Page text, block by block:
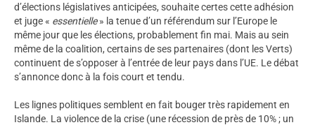
d’élections législatives anticipées, souhaite certes cette adhésion
et juge « essentielle» la tenue d’un référendum sur l’Europe le
même jour que les élections, probablement fin mai. Mais au sein
même de la coalition, certains de ses partenaires (dont les Verts)
continuent de s’opposer à l’entrée de leur pays dans l’UE. Le débat
s’annonce donc à la fois court et tendu.
Les lignes politiques semblent en fait bouger très rapidement en
Islande. La violence de la crise (une récession de près de 10% ; un